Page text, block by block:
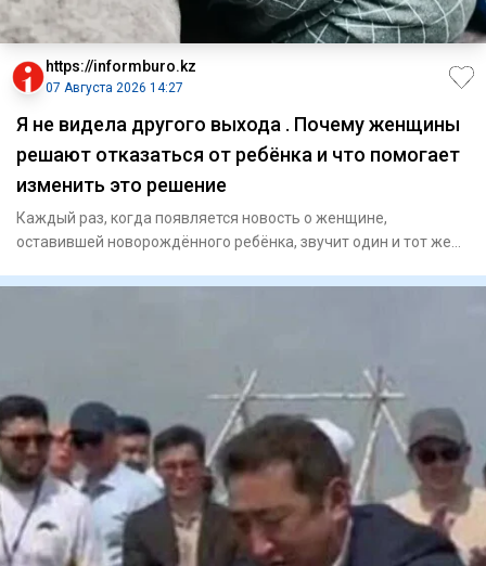
https://informburo.kz
07 Августа 2026 14:27
Я не видела другого выхода . Почему женщины
решают отказаться от ребёнка и что помогает
изменить это решение
Каждый раз, когда появляется новость о женщине,
оставившей новорождённого ребёнка, звучит один и тот же